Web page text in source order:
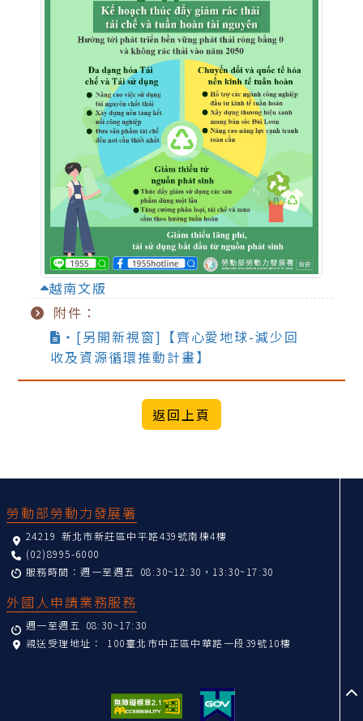
越南文版
附件：
‧[另開新視窗]【齊心愛地球-減少回
收及資源循環推動計畫】
勞動部勞動力發展署
24219 新北市新莊區中平路439號南棟4樓
(02)8995-6000
服務時間：週一至週五 08:30~12:30，13:30~17:30
外國人申請業務服務
週一至週五 08:30~17:30
親送受理地址： 100臺北市中正區中華路一段39號10樓
至